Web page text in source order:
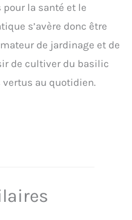
la santé et le
s’avère donc être
de jardinage et de
de cultiver du basilic
au quotidien.